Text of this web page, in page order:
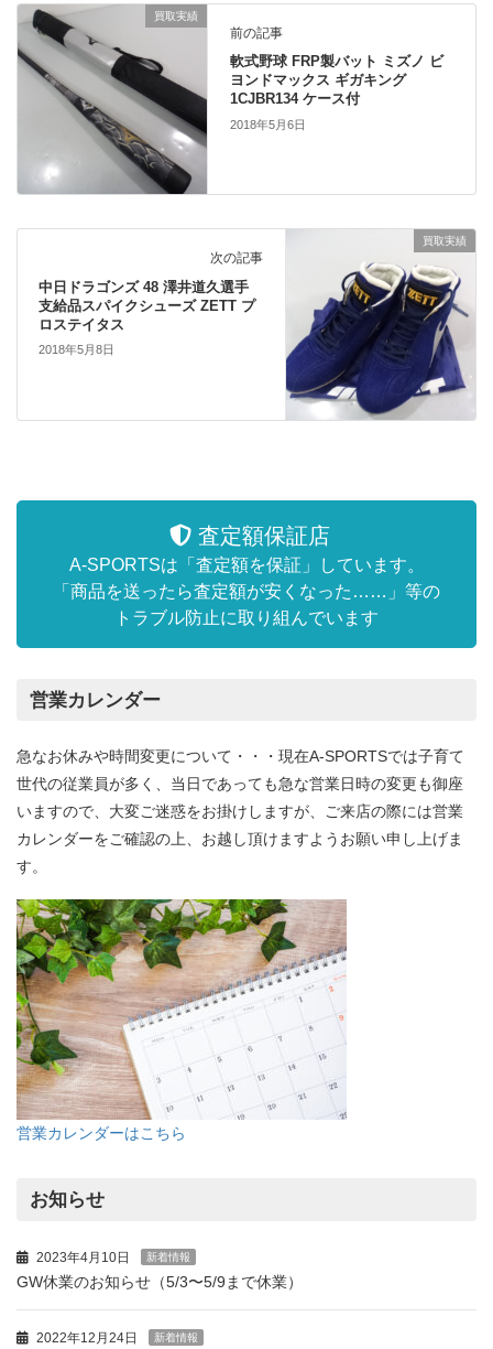
買取実績
前の記事
軟式野球 FRP製バット ミズノ ビ
ヨンドマックス ギガキング
1CJBR134 ケース付
2018年5月6日
買取実績
次の記事
中日ドラゴンズ 48 澤井道久選手
支給品スパイクシューズ ZETT プ
ロステイタス
2018年5月8日
査定額保証店
A-SPORTSは「査定額を保証」しています。
「商品を送ったら査定額が安くなった……」等の
トラブル防止に取り組んでいます
営業カレンダー
急なお休みや時間変更について・・・現在A-SPORTSでは子育て
世代の従業員が多く、当日であっても急な営業日時の変更も御座
いますので、大変ご迷惑をお掛けしますが、ご来店の際には営業
カレンダーをご確認の上、お越し頂けますようお願い申し上げま
す。
営業カレンダーはこちら
お知らせ
2023年4月10日 新着情報
GW休業のお知らせ（5/3〜5/9まで休業）
2022年12月24日 新着情報